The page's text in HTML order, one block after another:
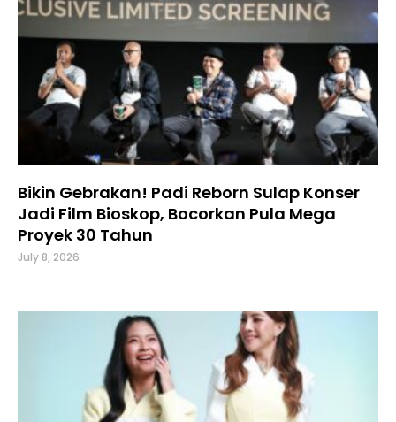
Bikin Gebrakan! Padi Reborn Sulap Konser
Jadi Film Bioskop, Bocorkan Pula Mega
Proyek 30 Tahun
July 8, 2026